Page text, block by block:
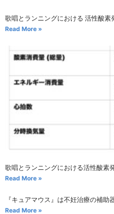
歌唱とランニングにおける 活性酸素
Read More »
歌唱とランニングにおける活性酸素
Read More »
『キュアマウス』は不妊治療の補助
Read More »